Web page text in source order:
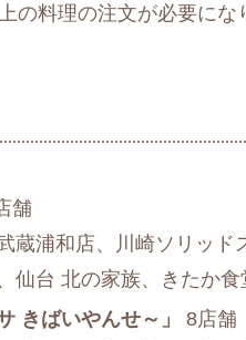
の料理の注文が必要にな
舗
蔵浦和店、川崎ソリッド
仙台 北の家族、きたか食
きばいやんせ～」
8店舗